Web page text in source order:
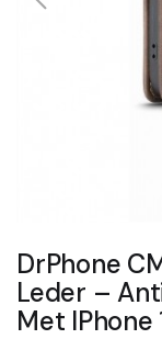
DrPhone
Leder –
Met IPhone